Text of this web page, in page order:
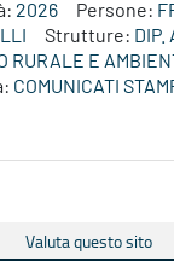
2026 Persone:
Strutture: DIP.
RURALE E
COMUNICATI
Valuta questo sito